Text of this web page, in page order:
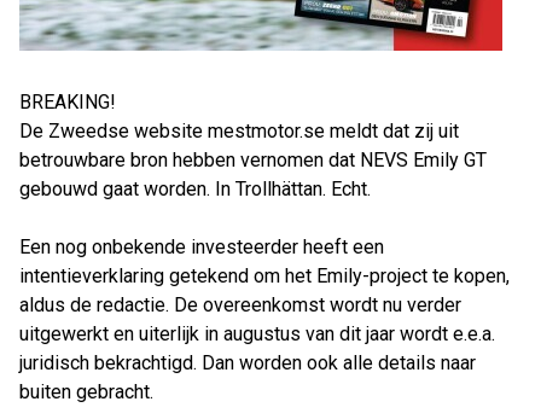
BREAKING!
De Zweedse website mestmotor.se meldt dat zij uit
betrouwbare bron hebben vernomen dat NEVS Emily GT
gebouwd gaat worden. In Trollhättan. Echt.
Een nog onbekende investeerder heeft een
intentieverklaring getekend om het Emily-project te kopen,
aldus de redactie. De overeenkomst wordt nu verder
uitgewerkt en uiterlijk in augustus van dit jaar wordt e.e.a.
juridisch bekrachtigd. Dan worden ook alle details naar
buiten gebracht.